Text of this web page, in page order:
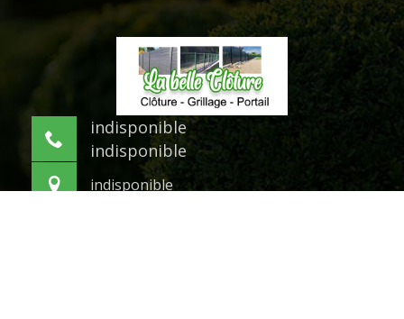
indisponible
indisponible
indisponible